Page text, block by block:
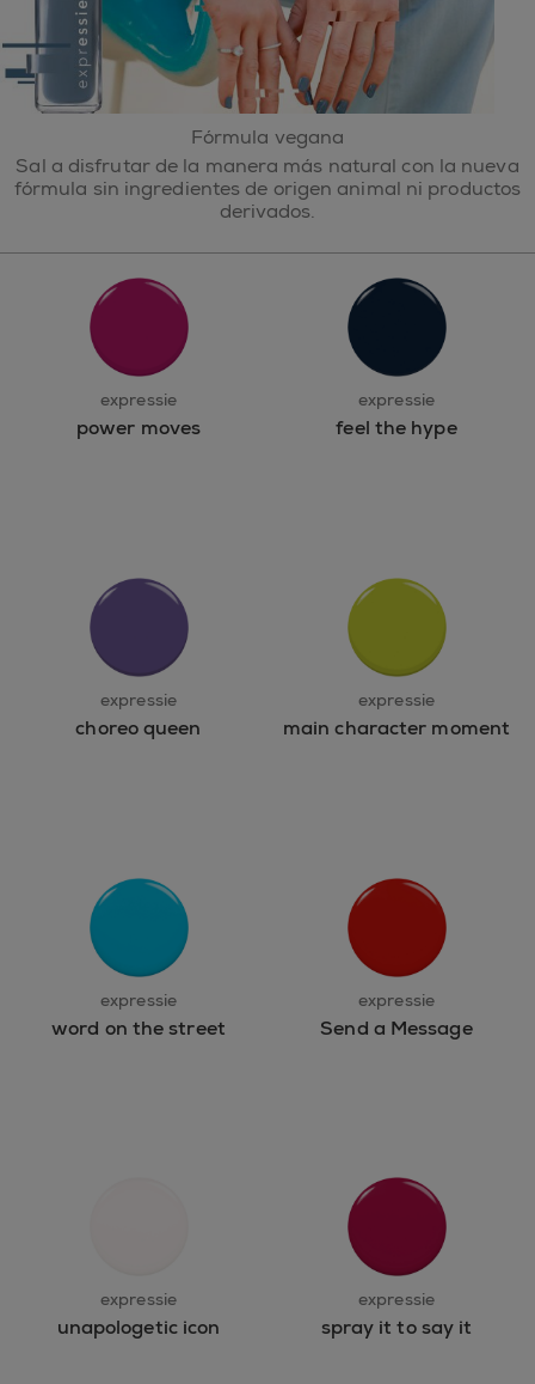
Fórmula vegana
Sal a disfrutar de la manera más natural con la nueva
fórmula sin ingredientes de origen animal ni productos
derivados.
expressie
power moves
expressie
feel the hype
expressie
choreo queen
expressie
main character moment
expressie
word on the street
expressie
Send a Message
expressie
unapologetic icon
expressie
spray it to say it